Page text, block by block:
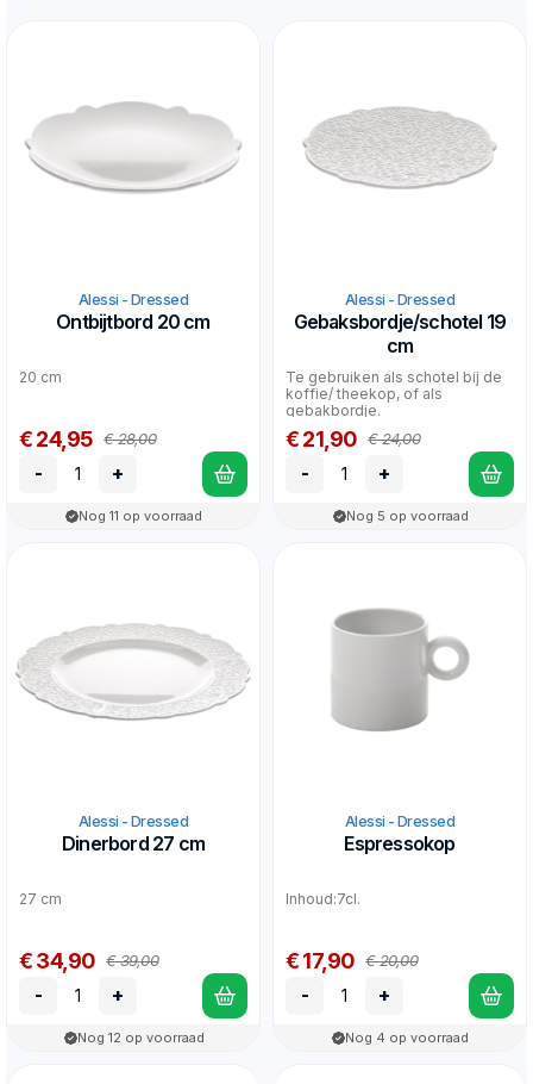
Alessi - Dressed
Ontbijtbord 20 cm
20 cm
€ 24,95 € 28,00
- +
Nog 11 op voorraad
Alessi - Dressed
Gebaksbordje/schotel 19
cm
Te gebruiken als schotel bij de
koffie/ theekop, of als
gebakbordje.
€ 21,90 € 24,00
- +
Nog 5 op voorraad
Alessi - Dressed
Dinerbord 27 cm
27 cm
€ 34,90 € 39,00
- +
Nog 12 op voorraad
Alessi - Dressed
Espressokop
Inhoud:7cl.
€ 17,90 € 20,00
- +
Nog 4 op voorraad